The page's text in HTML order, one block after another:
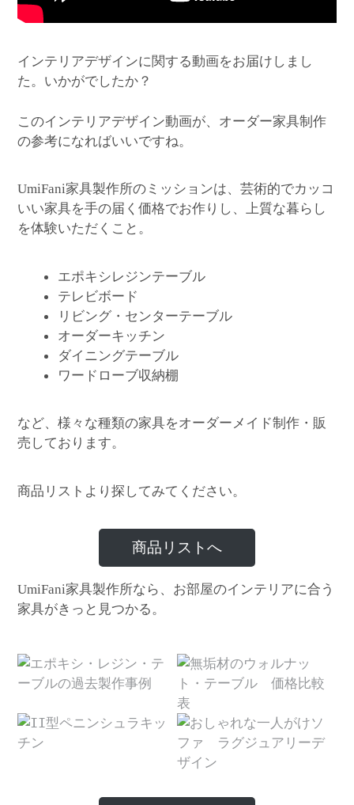
インテリアデザインに関する動画をお届けしまし
た。いかがでしたか？
このインテリアデザイン動画が、オーダー家具制作
の参考になればいいですね。
UmiFani家具製作所のミッションは、芸術的でカッコ
いい家具を手の届く価格でお作りし、上質な暮らし
を体験いただくこと。
エポキシレジンテーブル
テレビボード
リビング・センターテーブル
オーダーキッチン
ダイニングテーブル
ワードローブ収納棚
など、様々な種類の家具をオーダーメイド制作・販
売しております。
商品リストより探してみてください。
商品リストへ
UmiFani家具製作所なら、お部屋のインテリアに合う
家具がきっと見つかる。